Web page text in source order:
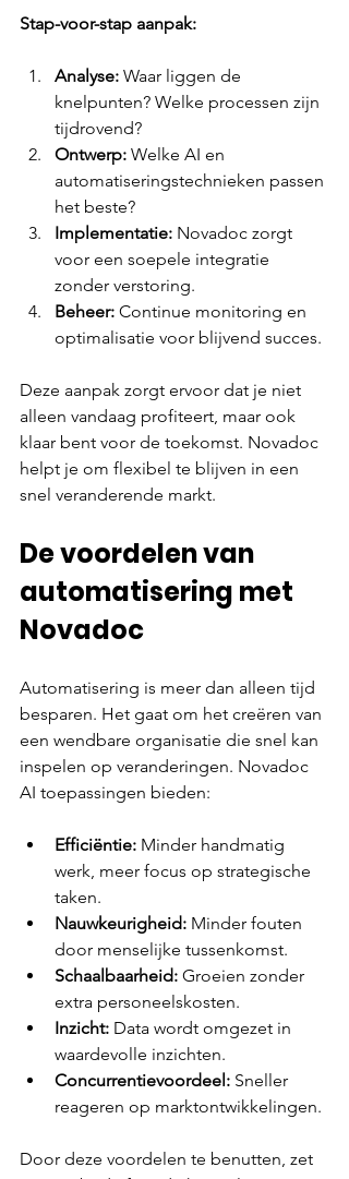
Stap-voor-stap aanpak:
Analyse: Waar liggen de
knelpunten? Welke processen zijn
tijdrovend?
Ontwerp: Welke AI en
automatiseringstechnieken passen
het beste?
Implementatie: Novadoc zorgt
voor een soepele integratie
zonder verstoring.
Beheer: Continue monitoring en
optimalisatie voor blijvend succes.
Deze aanpak zorgt ervoor dat je niet
alleen vandaag profiteert, maar ook
klaar bent voor de toekomst. Novadoc
helpt je om flexibel te blijven in een
snel veranderende markt.
De voordelen van
automatisering met
Novadoc
Automatisering is meer dan alleen tijd
besparen. Het gaat om het creëren van
een wendbare organisatie die snel kan
inspelen op veranderingen. Novadoc
AI toepassingen bieden:
Efficiëntie: Minder handmatig
werk, meer focus op strategische
taken.
Nauwkeurigheid: Minder fouten
door menselijke tussenkomst.
Schaalbaarheid: Groeien zonder
extra personeelskosten.
Inzicht: Data wordt omgezet in
waardevolle inzichten.
Concurrentievoordeel: Sneller
reageren op marktontwikkelingen.
Door deze voordelen te benutten, zet